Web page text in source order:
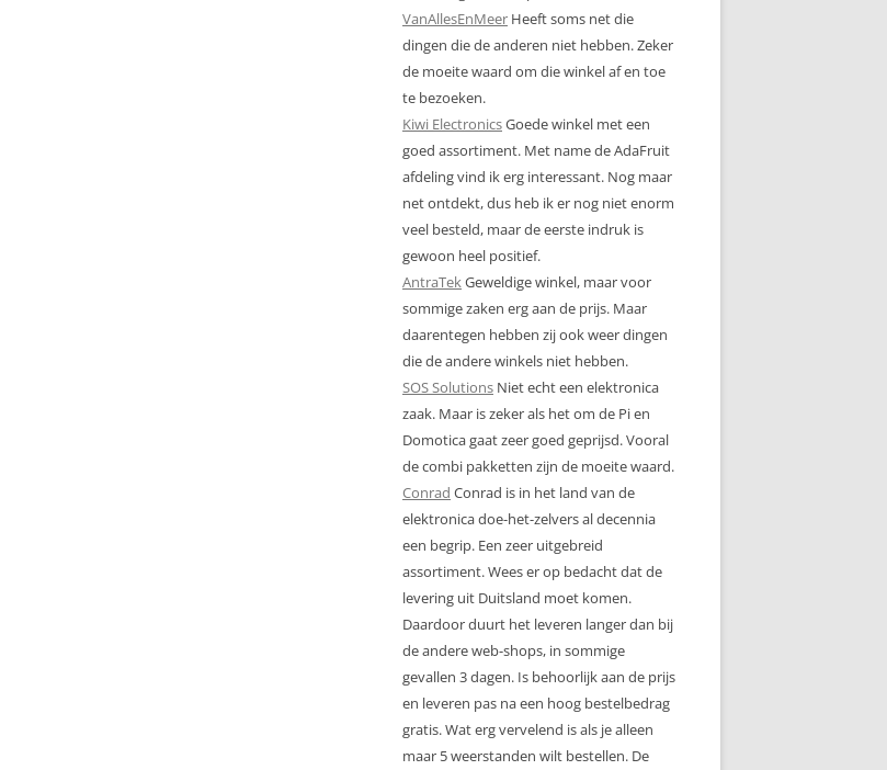
VanAllesEnMeer Heeft soms net die
dingen die de anderen niet hebben. Zeker
de moeite waard om die winkel af en toe
te bezoeken.
Kiwi ElectronicsGoede winkel met een
goed assortiment. Met name de AdaFruit
afdeling vind ik erg interessant. Nog maar
net ontdekt, dus heb ik er nog niet enorm
veel besteld, maar de eerste indruk is
gewoon heel positief.
AntraTekGeweldige winkel, maar voor
sommige zaken erg aan de prijs. Maar
daarentegen hebben zij ook weer dingen
die de andere winkels niet hebben.
SOS Solutions Niet echt een elektronica
zaak. Maar is zeker als het om de Pi en
Domotica gaat zeer goed geprijsd. Vooral
de combi pakketten zijn de moeite waard.
Conrad Conrad is in het land van de
elektronica doe-het-zelvers al decennia
een begrip. Een zeer uitgebreid
assortiment. Wees er op bedacht dat de
levering uit Duitsland moet komen.
Daardoor duurt het leveren langer dan bij
de andere web-shops, in sommige
gevallen 3 dagen. Is behoorlijk aan de prijs
en leveren pas na een hoog bestelbedrag
gratis. Wat erg vervelend is als je alleen
maar 5 weerstanden wilt bestellen. De